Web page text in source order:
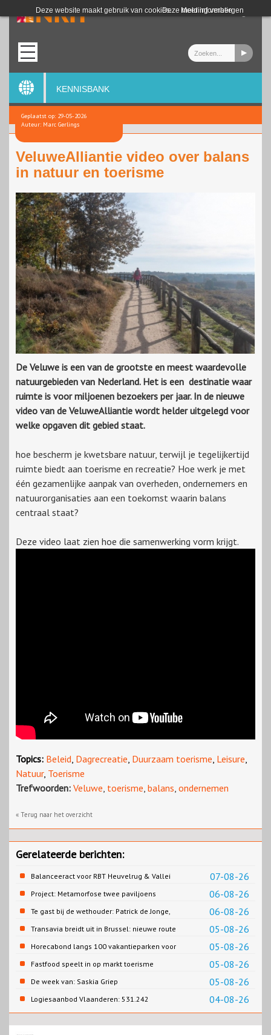
Deze website maakt gebruik van cookies. Meer informatie
Deze melding verbergen
Login
KENNISBANK
Geplaatst op: 29-05-2026
Auteur: Marc Gerlings
VeluweAlliantie video over balans
in natuur en toerisme
De Veluwe is een van de grootste en meest waardevolle
natuurgebieden van Nederland. Het is een destinatie waar
ruimte is voor miljoenen bezoekers per jaar. In de nieuwe
video van de VeluweAlliantie wordt helder uitgelegd voor
welke opgaven dit gebied staat.
hoe bescherm je kwetsbare natuur, terwijl je tegelijkertijd
ruimte biedt aan toerisme en recreatie? Hoe werk je met
één gezamenlijke aanpak van overheden, ondernemers en
natuurorganisaties aan een toekomst waarin balans
centraal staat?
Deze video laat zien hoe die samenwerking vorm krijgt.
Topics: Beleid, Dagrecreatie, Duurzaam toerisme, Leisure,
Natuur, Toerisme
Trefwoorden: Veluwe, toerisme, balans, ondernemen
« Terug naar het overzicht
Gerelateerde berichten:
07-08-26
Balanceeract voor RBT Heuvelrug & Vallei
06-08-26
Project: Metamorfose twee paviljoens
Biesbosch MuseumEiland
06-08-26
Te gast bij de wethouder: Patrick de Jonge,
Gemeente Emmen
05-08-26
Transavia breidt uit in Brussel: nieuwe route
naar Porto
05-08-26
Horecabond langs 100 vakantieparken voor
Cao-recreatie
05-08-26
Fastfood speelt in op markt toerisme
05-08-26
De week van: Saskia Griep
04-08-26
Logiesaanbod Vlaanderen: 531.242
slaapplaatsen